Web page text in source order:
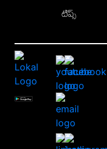
టిప్స్